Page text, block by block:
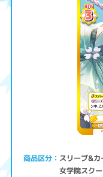
商品区分 スリーブ&
女学院スク